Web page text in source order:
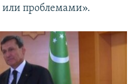
или проблемами».